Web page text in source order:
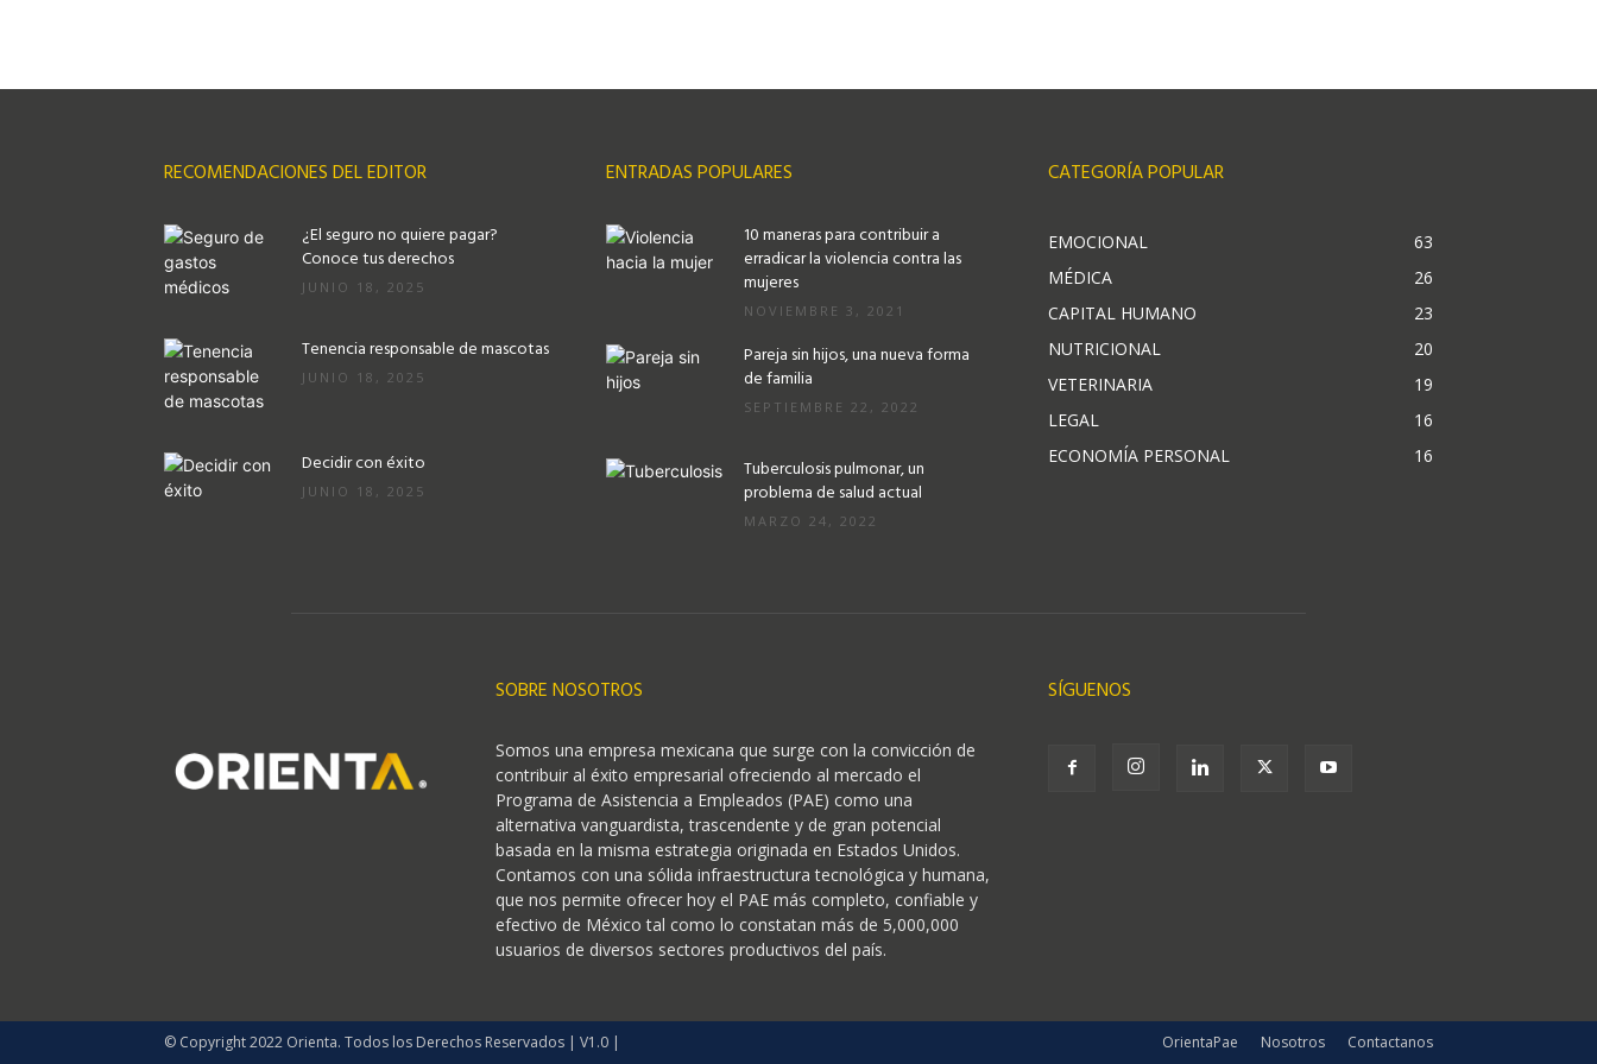
RECOMENDACIONES DEL EDITOR
¿El seguro no quiere pagar?
Conoce tus derechos
JUNIO 18, 2025
Tenencia responsable de mascotas
JUNIO 18, 2025
Decidir con éxito
JUNIO 18, 2025
ENTRADAS POPULARES
10 maneras para contribuir a
erradicar la violencia contra las
mujeres
NOVIEMBRE 3, 2021
Pareja sin hijos, una nueva forma
de familia
SEPTIEMBRE 22, 2022
Tuberculosis pulmonar, un
problema de salud actual
MARZO 24, 2022
CATEGORÍA POPULAR
EMOCIONAL
63
MÉDICA
26
CAPITAL HUMANO
23
NUTRICIONAL
20
VETERINARIA
19
LEGAL
16
ECONOMÍA PERSONAL
16
SOBRE NOSOTROS
Somos una empresa mexicana que surge con la convicción de
contribuir al éxito empresarial ofreciendo al mercado el
Programa de Asistencia a Empleados (PAE) como una
alternativa vanguardista, trascendente y de gran potencial
basada en la misma estrategia originada en Estados Unidos.
Contamos con una sólida infraestructura tecnológica y humana,
que nos permite ofrecer hoy el PAE más completo, confiable y
efectivo de México tal como lo constatan más de 5,000,000
usuarios de diversos sectores productivos del país.
SÍGUENOS
OrientaPae Nosotros Contactanos
© Copyright 2022 Orienta. Todos los Derechos Reservados | V1.0 |